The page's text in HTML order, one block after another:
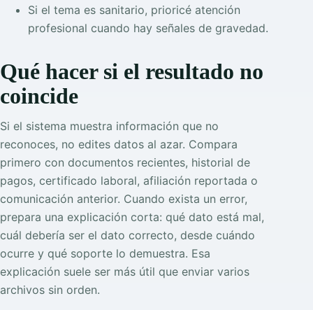
Si el tema es sanitario, prioricé atención
profesional cuando hay señales de gravedad.
Qué hacer si el resultado no
coincide
Si el sistema muestra información que no
reconoces, no edites datos al azar. Compara
primero con documentos recientes, historial de
pagos, certificado laboral, afiliación reportada o
comunicación anterior. Cuando exista un error,
prepara una explicación corta: qué dato está mal,
cuál debería ser el dato correcto, desde cuándo
ocurre y qué soporte lo demuestra. Esa
explicación suele ser más útil que enviar varios
archivos sin orden.